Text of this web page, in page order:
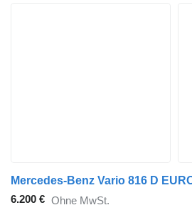
6.200 € Ohne MwSt.